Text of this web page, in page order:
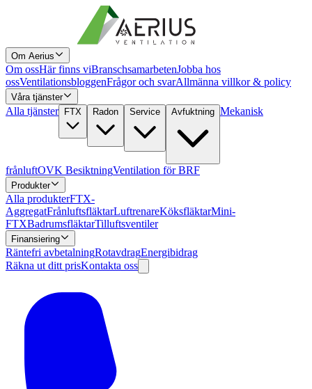
Om Aerius
Om ossHär finns viBranschsamarbetenJobba hos
ossVentilationsbloggenFrågor och svarAllmänna villkor & policy
Våra tjänster
Alla tjänster FTX Radon Service Avfuktning Mekanisk
frånluftOVK BesiktningVentilation för BRF
Produkter
Alla produkterFTX-
AggregatFrånluftsfläktarLuftrenareKöksfläktarMini-
FTXBadrumsfläktarTilluftsventiler
Finansiering
Räntefri avbetalningRotavdragEnergibidrag
Räkna ut ditt prisKontakta oss